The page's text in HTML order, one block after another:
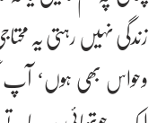
زندگی نہیں رہتی یہ
وحواس بھی ہوں‘